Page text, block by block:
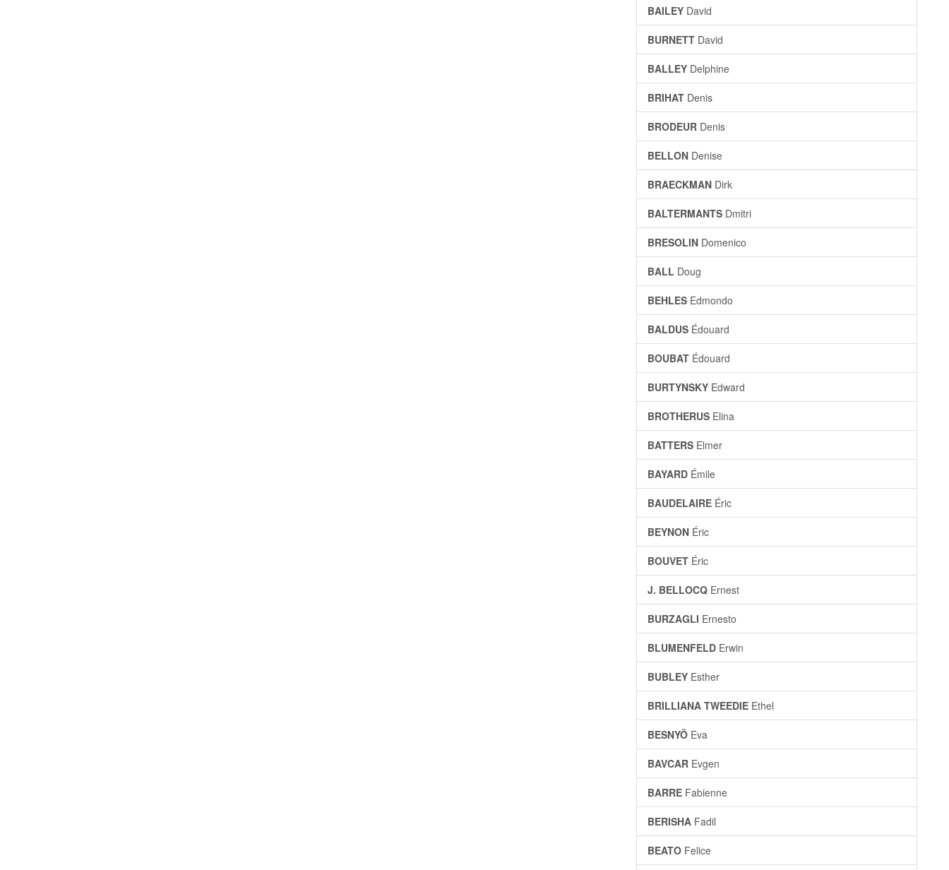
BAILEY David
BURNETT David
BALLEY Delphine
BRIHAT Denis
BRODEUR Denis
BELLON Denise
BRAECKMAN Dirk
BALTERMANTS Dmitri
BRESOLIN Domenico
BALL Doug
BEHLES Edmondo
BALDUS Édouard
BOUBAT Édouard
BURTYNSKY Edward
BROTHERUS Elina
BATTERS Elmer
BAYARD Émile
BAUDELAIRE Éric
BEYNON Éric
BOUVET Éric
J. BELLOCQ Ernest
BURZAGLI Ernesto
BLUMENFELD Erwin
BUBLEY Esther
BRILLIANA TWEEDIE Ethel
BESNYÖ Eva
BAVCAR Evgen
BARRE Fabienne
BERISHA Fadil
BEATO Felice